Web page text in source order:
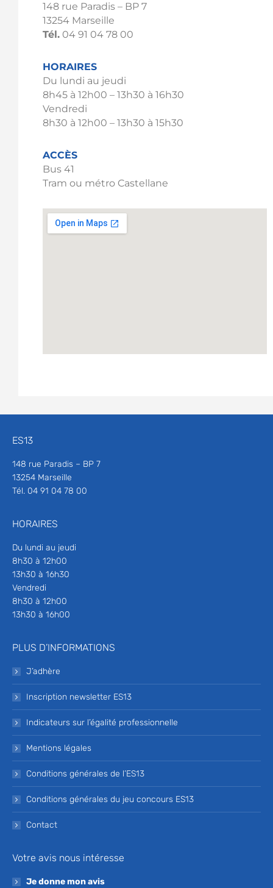
148 rue Paradis – BP 7
13254 Marseille
Tél. 04 91 04 78 00
HORAIRES
Du lundi au jeudi
8h45 à 12h00 – 13h30 à 16h30
Vendredi
8h30 à 12h00 – 13h30 à 15h30
ACCÈS
Bus 41
Tram ou métro Castellane
ES13
148 rue Paradis – BP 7
13254 Marseille
Tél. 04 91 04 78 00
HORAIRES
Du lundi au jeudi
8h30 à 12h00
13h30 à 16h30
Vendredi
8h30 à 12h00
13h30 à 16h00
PLUS D’INFORMATIONS
J’adhère
Inscription newsletter ES13
Indicateurs sur l’égalité professionnelle
Mentions légales
Conditions générales de l’ES13
Conditions générales du jeu concours ES13
Contact
Votre avis nous intéresse
Je donne mon avis